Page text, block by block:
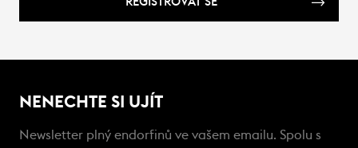
NENECHTE SI UJÍT
Newsletter plný endorfinů ve vašem emailu. Spolu s